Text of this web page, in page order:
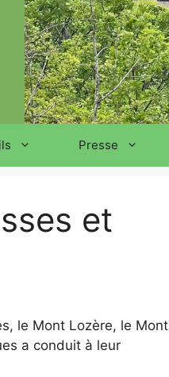
Presse
et
le Mont Lozère, le Mont
a conduit à leur